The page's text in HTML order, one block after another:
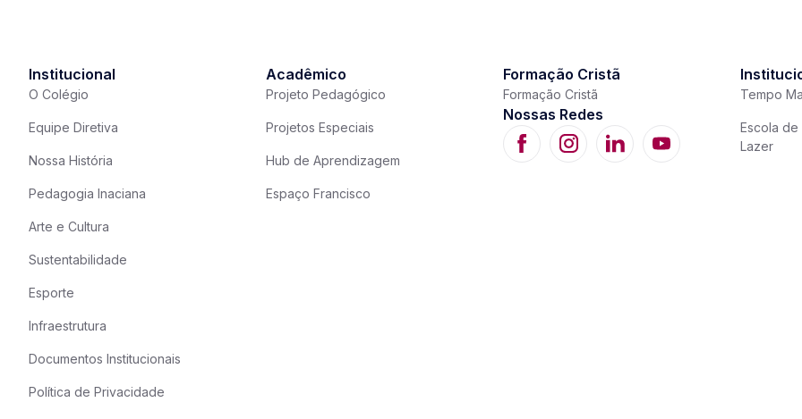
Institucional
O Colégio
Equipe Diretiva
Nossa História
Pedagogia Inaciana
Arte e Cultura
Sustentabilidade
Esporte
Infraestrutura
Documentos Institucionais
Política de Privacidade
Acadêmico
Projeto Pedagógico
Projetos Especiais
Hub de Aprendizagem
Espaço Francisco
Formação Cristã
Formação Cristã
Nossas Redes
Tempo
Escola de
Lazer